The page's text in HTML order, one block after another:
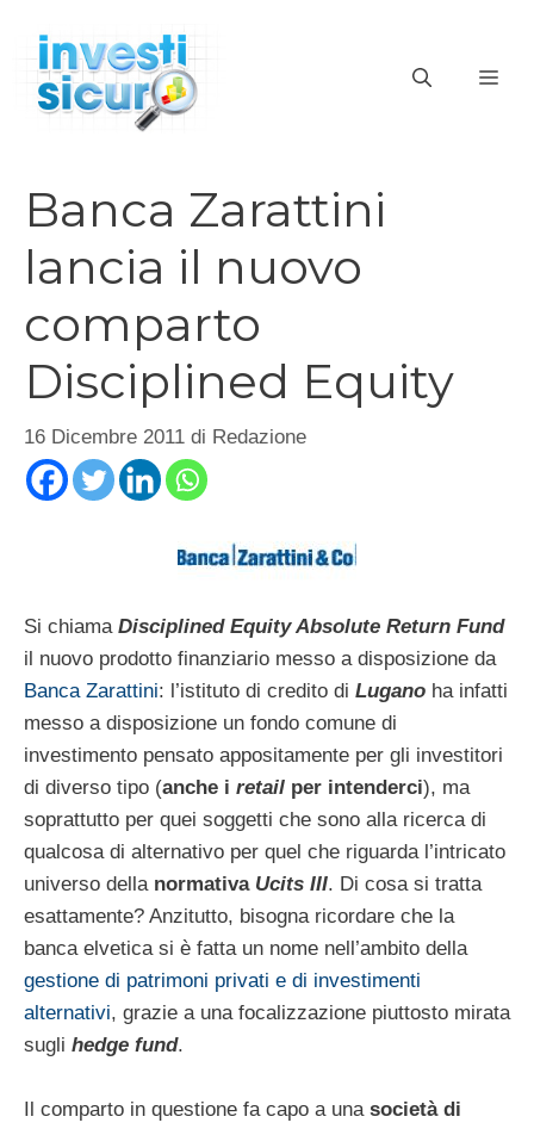
contenuto
Banca Zarattini
lancia il nuovo
comparto
Disciplined Equity
16 Dicembre 2011 di Redazione
Si chiama Disciplined Equity Absolute Return Fund
il nuovo prodotto finanziario messo a disposizione da
Banca Zarattini: l’istituto di credito di Lugano ha infatti
messo a disposizione un fondo comune di
investimento pensato appositamente per gli investitori
di diverso tipo (anche i retail per intenderci), ma
soprattutto per quei soggetti che sono alla ricerca di
qualcosa di alternativo per quel che riguarda l’intricato
universo della normativaUcits III. Di cosa si tratta
esattamente? Anzitutto, bisogna ricordare che la
banca elvetica si è fatta un nome nell’ambito della
gestione di patrimoni privati e di investimenti
alternativi, grazie a una focalizzazione piuttosto mirata
sugli hedge fund.
Il comparto in questione fa capo a una società di